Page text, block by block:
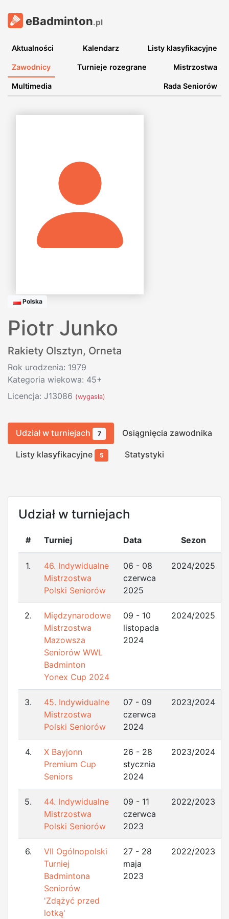
eBadminton.pl
Aktualności Kalendarz Listy klasyfikacyjne
Zawodnicy Turnieje rozegrane Mistrzostwa
Multimedia Rada Seniorów
Polska
Piotr Junko
Rakiety Olsztyn, Orneta
Rok urodzenia: 1979
Kategoria wiekowa: 45+
Licencja: J13086 (wygasła)
Udział w turniejach 7 Osiągnięcia zawodnika
Listy klasyfikacyjne 5 Statystyki
Udział w turniejach
# Turniej Data Sezon
1.
46. Indywidualne
Mistrzostwa
Polski Seniorów
06 - 08
czerwca
2025
2024/2025
2.
Międzynarodowe
Mistrzostwa
Mazowsza
Seniorów WWL
Badminton
Yonex Cup 2024
09 - 10
listopada
2024
2024/2025
3.
45. Indywidualne
Mistrzostwa
Polski Seniorów
07 - 09
czerwca
2024
2023/2024
4.
X Bayjonn
Premium Cup
Seniors
26 - 28
stycznia
2024
2023/2024
5.
44. Indywidualne
Mistrzostwa
Polski Seniorów
09 - 11
czerwca
2023
2022/2023
6.
VII Ogólnopolski
Turniej
Badmintona
Seniorów
'Zdążyć przed
lotką'
27 - 28
maja
2023
2022/2023